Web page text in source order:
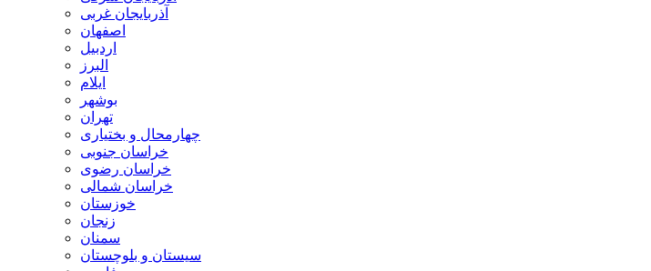
آذربایجان غربی
اصفهان
اردبيل
البرز
ايلام
بوشهر
تهران
چهارمحال و بختياری
خراسان جنوبی
خراسان رضوی
خراسان شمالی
خوزستان
زنجان
سمنان
سيستان و بلوچستان